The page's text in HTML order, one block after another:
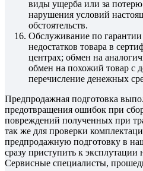
виды ущерба или за
нарушения условий
обстоятельств.
Обслуживание по гарантии
недостатков товара в
центрах; обмен на
обмен на похожий товар с
перечисление денежных
Предпродажная подготовка
предотвращения ошибок при
повреждений полученных при
так же для проверки
предпродажную подготовку в
сразу приступить к
Сервисные специалисты,